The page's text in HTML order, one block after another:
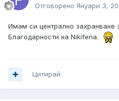
Отговорено Януари 3,
Имам си централно захранване
Благодарности на Nikifena.
Цитирай